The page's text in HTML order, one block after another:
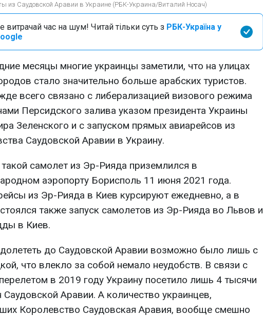
из Саудовской Аравии в Украине (РБК-Украина/Виталий Носач)
витрачай час на шум! Читай тільки суть з РБК-Україна у
месяцы многие украинцы заметили, что на улицах
стало значительно больше арабских туристов.
всего связано с либерализацией визового режима
Персидского залива указом президента Украины
Зеленского и с запуском прямых авиарейсов из
Саудовской Аравии в Украину.
самолет из Эр-Рияда приземлился в
аэропорту Борисполь 11 июня 2021 года.
из Эр-Рияда в Киев курсируют ежедневно, а в
также запуск самолетов из Эр-Рияда во Львов и
в Киев.
до Саудовской Аравии возможно было лишь с
что влекло за собой немало неудобств. В связи с
в 2019 году Украину посетило лишь 4 тысячи
Саудовской Аравии. А количество украинцев,
Королевство Саудовская Аравия, вообще смешно